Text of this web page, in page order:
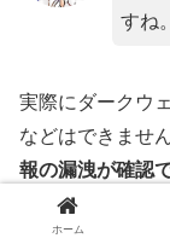
すね。
実際にダークウ
などはできませ
報の漏洩が確認
多段階認証等で
手段が取れます
ホーム